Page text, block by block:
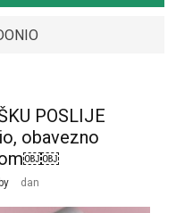
nikad
POSLIJE
obavezno
by dan